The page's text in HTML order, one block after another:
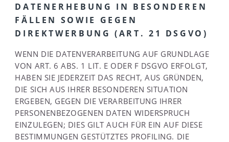
DATENERHEBUNG IN BESONDEREN
FÄLLEN SOWIE GEGEN
DIREKTWERBUNG (ART. 21 DSGVO)
WENN DIE DATENVERARBEITUNG AUF GRUNDLAGE
VON ART. 6 ABS. 1 LIT. E ODER F DSGVO ERFOLGT,
HABEN SIE JEDERZEIT DAS RECHT, AUS GRÜNDEN,
DIE SICH AUS IHRER BESONDEREN SITUATION
ERGEBEN, GEGEN DIE VERARBEITUNG IHRER
PERSONENBEZOGENEN DATEN WIDERSPRUCH
EINZULEGEN; DIES GILT AUCH FÜR EIN AUF DIESE
BESTIMMUNGEN GESTÜTZTES PROFILING. DIE